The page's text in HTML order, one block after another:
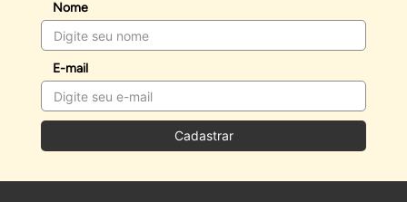
Nome
E-mail
Cadastrar